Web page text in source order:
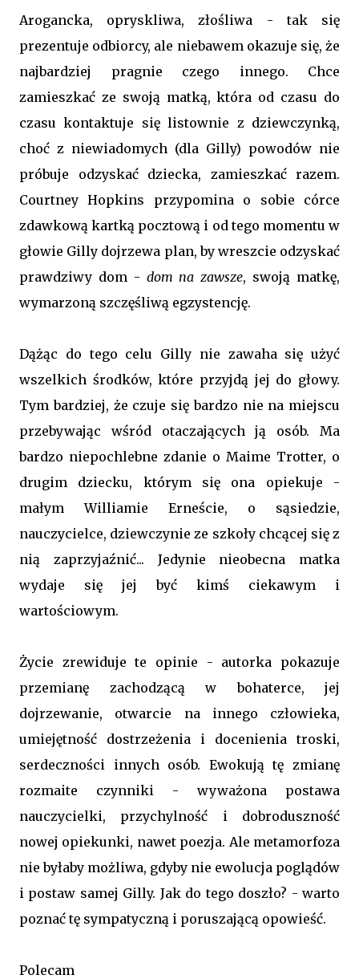
Arogancka, opryskliwa, złośliwa - tak się
prezentuje odbiorcy, ale niebawem okazuje się, że
najbardziej pragnie czego innego. Chce
zamieszkać ze swoją matką, która od czasu do
czasu kontaktuje się listownie z dziewczynką,
choć z niewiadomych (dla Gilly) powodów nie
próbuje odzyskać dziecka, zamieszkać razem.
Courtney Hopkins przypomina o sobie córce
zdawkową kartką pocztową i od tego momentu w
głowie Gilly dojrzewa plan, by wreszcie odzyskać
prawdziwy dom - dom na zawsze, swoją matkę,
wymarzoną szczęśliwą egzystencję.
Dążąc do tego celu Gilly nie zawaha się użyć
wszelkich środków, które przyjdą jej do głowy.
Tym bardziej, że czuje się bardzo nie na miejscu
przebywając wśród otaczających ją osób. Ma
bardzo niepochlebne zdanie o Maime Trotter, o
drugim dziecku, którym się ona opiekuje -
małym Williamie Erneście, o sąsiedzie,
nauczycielce, dziewczynie ze szkoły chcącej się z
nią zaprzyjaźnić... Jedynie nieobecna matka
wydaje się jej być kimś ciekawym i
wartościowym.
Życie zrewiduje te opinie - autorka pokazuje
przemianę zachodzącą w bohaterce, jej
dojrzewanie, otwarcie na innego człowieka,
umiejętność dostrzeżenia i docenienia troski,
serdeczności innych osób. Ewokują tę zmianę
rozmaite czynniki - wyważona postawa
nauczycielki, przychylność i dobroduszność
nowej opiekunki, nawet poezja. Ale metamorfoza
nie byłaby możliwa, gdyby nie ewolucja poglądów
i postaw samej Gilly. Jak do tego doszło? - warto
poznać tę sympatyczną i poruszającą opowieść.
Polecam